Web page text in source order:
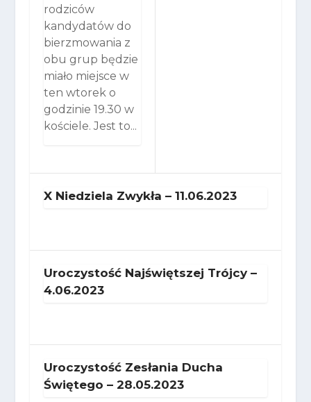
rodziców
kandydatów do
bierzmowania z
obu grup będzie
miało miejsce w
ten wtorek o
godzinie 19.30 w
kościele. Jest to...
X Niedziela Zwykła – 11.06.2023
Uroczystość Najświętszej Trójcy –
4.06.2023
Uroczystość Zesłania Ducha
Świętego – 28.05.2023